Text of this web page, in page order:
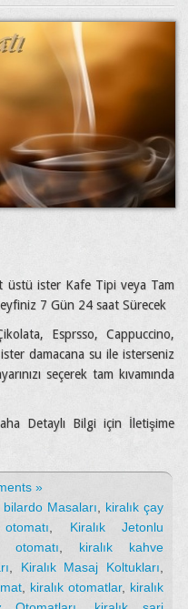
üstü ister Kafe Tipi veya Tam
7 Gün 24 saat Sürecek
Esprsso, Cappuccino,
damacana su ile isterseniz
seçerek tam kıvamında
Detaylı Bilgi için İletişime
»
bilardo Masaları
kiralık çay
Kiralık Jetonlu
otomatı
kiralık kahve
Kiralık Masaj Koltukları
kiralık otomatlar, kiralık